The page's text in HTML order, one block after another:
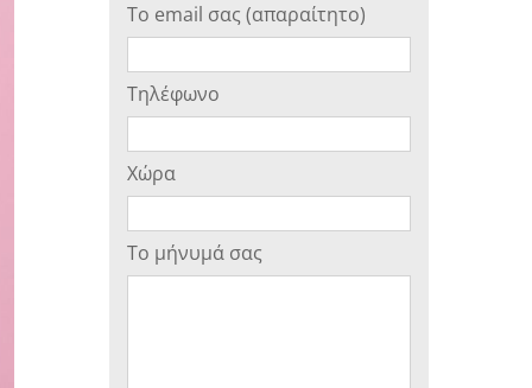
Το email σας (απαραίτητο)
Τηλέφωνο
Χώρα
Το μήνυμά σας